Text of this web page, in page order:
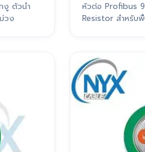
งู ตัวนำ
วง
หัวต่อ Profibus
Resistor สำหรับ